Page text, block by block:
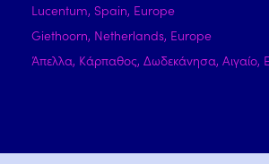
Lucentum, Spain, Europe
Giethoorn, Netherlands, Europe
Άπελλα, Κάρπαθος, Δωδεκάνησα, Αιγαίο,